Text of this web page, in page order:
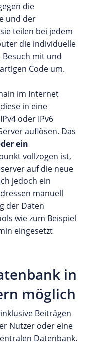
die
und der
teilen bei jedem
die individuelle
Besuch mit und
Code um.
im Internet
in eine
oder IPv6
auflösen. Das
ein
vollzogen ist,
auf die neue
jedoch ein
manuell
der Daten
wie zum Beispiel
eingesetzt
in
möglich
Beiträgen
Nutzer oder eine
Datenbank.